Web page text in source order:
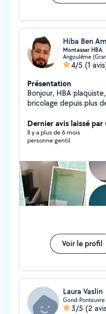
Hiba Ben
Montassar HBA.
Angoulême
4/5 (1
Présentation
Bonjour, HBA plaquiste, jointeur, peintre et travaux de
bricolage depuis plus
Dernier avis laissé
Il y a plus de 6 mois
personne gentil
Voir le profil
Laura Vaslin
Gond-
3/5 (2